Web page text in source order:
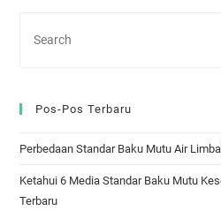
Pos-Pos Terbaru
Perbedaan Standar Baku Mutu Air
Ketahui 6 Media Standar Baku Mutu
Terbaru